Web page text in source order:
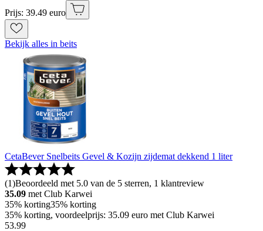
Prijs: 39.49 euro
Bekijk alles in beits
CetaBever Snelbeits Gevel & Kozijn zijdemat dekkend 1 liter
(1)Beoordeeld met 5.0 van de 5 sterren, 1 klantreview
35.09 met Club Karwei
35% korting35% korting
35% korting, voordeelprijs: 35.09 euro met Club Karwei
53.99